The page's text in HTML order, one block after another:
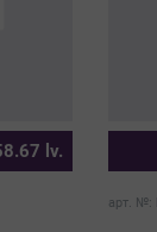
lv.
арт. №: